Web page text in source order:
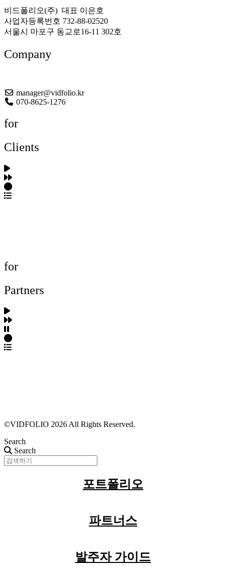
비드폴리오(주) 대표 이은호
사업자등록번호 732-88-02520
서울시 마포구 동교로16-11 302호
Company
manager@vidfolio.kr
070-8625-1276
for
Clients
for
Partners
©VIDFOLIO 2026 All Rights Reserved.
Search
Search
포트폴리오
파트너스
발주자 가이드